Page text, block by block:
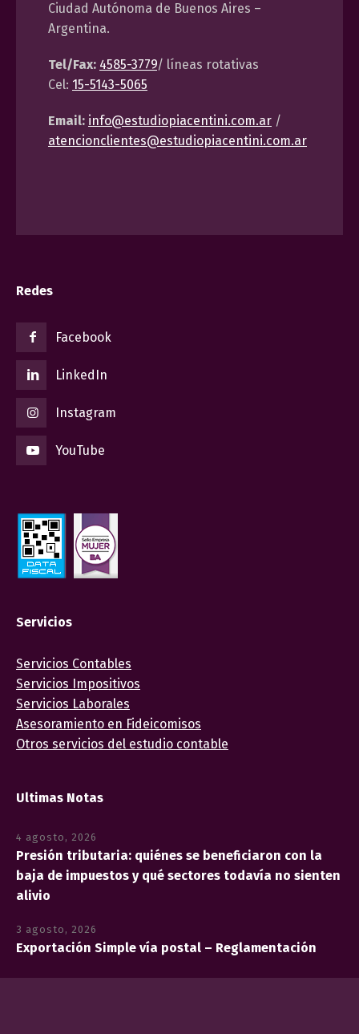
Ciudad Autónoma de Buenos Aires –
Argentina.
Tel/Fax: 4585-3779/ líneas rotativas
Cel: 15-5143-5065
Email: info@estudiopiacentini.com.ar /
atencionclientes@estudiopiacentini.com.ar
Redes
Facebook
LinkedIn
Instagram
YouTube
Servicios
Servicios Contables
Servicios Impositivos
Servicios Laborales
Asesoramiento en Fideicomisos
Otros servicios del estudio contable
Ultimas Notas
4 agosto, 2026
Presión tributaria: quiénes se beneficiaron con la
baja de impuestos y qué sectores todavía no sienten
alivio
3 agosto, 2026
Exportación Simple vía postal – Reglamentación